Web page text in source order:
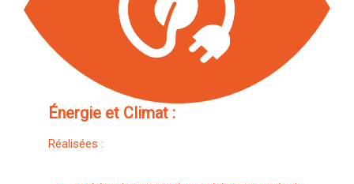
Énergie et Climat :
Réalisées :